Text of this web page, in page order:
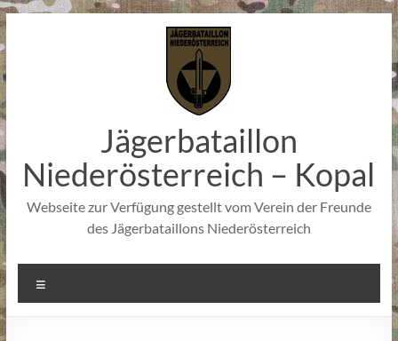
Zum
springen
Jägerbataillon
Niederösterreich – Kopal
Webseite zur Verfügung gestellt vom Verein der Freunde
des Jägerbataillons Niederösterreich